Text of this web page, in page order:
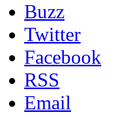
Buzz
Twitter
Facebook
RSS
Email